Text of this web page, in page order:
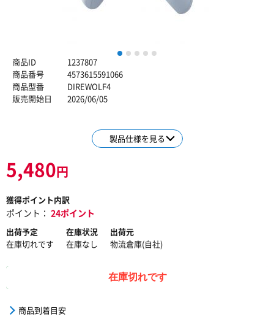
1 2 3 4
商品ID
1237807
商品番号
4573615591066
商品型番
DIREWOLF4
販売開始日
2026/06/05
製品仕様を見る
5,480円
獲得ポイント内訳
ポイント： 24ポイント
出荷予定
在庫切れです
在庫状況
在庫なし
出荷元
物流倉庫(自社)
在庫切れです
商品到着目安